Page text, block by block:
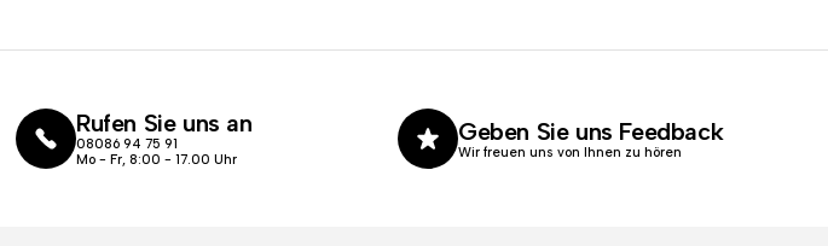
Rufen Sie uns an
08086 94 75 91
Mo - Fr, 8:00 - 17.00 Uhr
Geben Sie uns Feedback
Wir freuen uns von Ihnen zu hören